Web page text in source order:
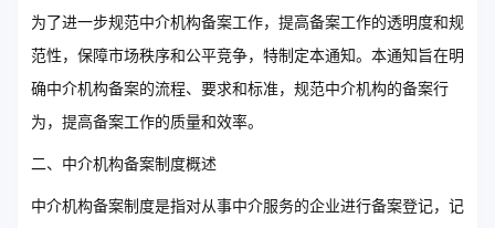
为了进一步规范中介机构备案工作，提高备案工作的透明度和规
范性，保障市场秩序和公平竞争，特制定本通知。本通知旨在明
确中介机构备案的流程、要求和标准，规范中介机构的备案行
为，提高备案工作的质量和效率。
二、中介机构备案制度概述
中介机构备案制度是指对从事中介服务的企业进行备案登记，记